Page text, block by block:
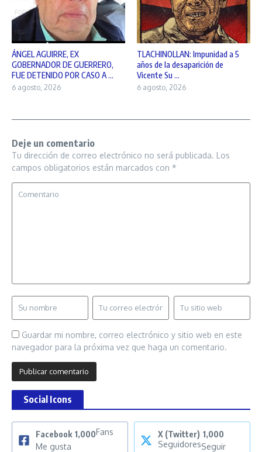
ÁNGEL AGUIRRE, EX
GOBERNADOR DE GUERRERO,
FUE DETENIDO POR CASO A ...
6 agosto, 2026
TLACHINOLLAN: Impunidad a 5
años de la desaparición de
Vicente Su ...
6 agosto, 2026
Deje un comentario
Tu dirección de correo electrónico no será publicada. Los
campos obligatorios están marcados con *
Guardar mi nombre, correo electrónico y sitio web en este
navegador para la próxima vez que haga un comentario.
Social Icons
Facebook 1,000Fans
Me gusta
X (Twitter) 1,000
SeguidoresSeguir